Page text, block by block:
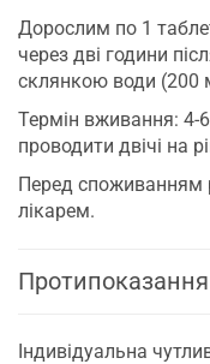
Дорослим по 1
через дві години
склянкою води (200
Термін вживання: 4-
проводити двічі на
Перед споживанням
лікарем.
Протипоказання
Індивідуальна